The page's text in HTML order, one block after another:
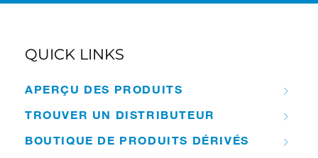
QUICK LINKS
APERÇU DES PRODUITS
TROUVER UN DISTRIBUTEUR
BOUTIQUE DE PRODUITS DÉRIVÉS